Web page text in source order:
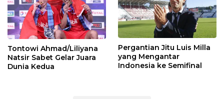
Tontowi Ahmad/Liliyana
Natsir Sabet Gelar Juara
Dunia Kedua
Pergantian Jitu Luis Milla
yang Mengantar
Indonesia ke Semifinal